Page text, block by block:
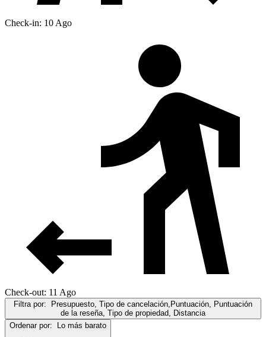
Check-in: 10 Ago
Check-out: 11 Ago
Filtra por: Presupuesto, Tipo de cancelación,Puntuación, Puntuación
de la reseña, Tipo de propiedad, Distancia
Ordenar por: Lo más barato